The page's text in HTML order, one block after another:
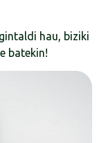
hau, biziki
batekin!